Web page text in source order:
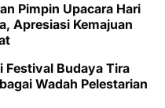
Pimpin Upacara Hari
Apresiasi Kemajuan
Festival Budaya Tira
Wadah Pelestarian